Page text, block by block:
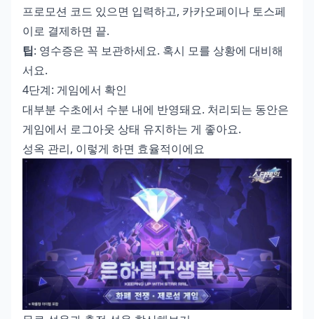
프로모션 코드 있으면 입력하고, 카카오페이나 토스페
이로 결제하면 끝.
팁: 영수증은 꼭 보관하세요. 혹시 모를 상황에 대비해
서요.
4단계: 게임에서 확인
대부분 수초에서 수분 내에 반영돼요. 처리되는 동안은
게임에서 로그아웃 상태 유지하는 게 좋아요.
성옥 관리, 이렇게 하면 효율적이에요